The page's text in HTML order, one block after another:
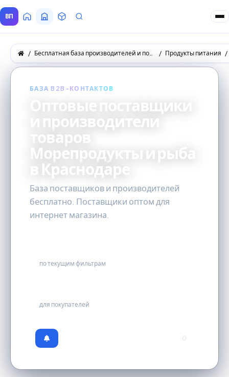
ВП ГлавнаяВсе Поставщики
ТоварыЗапросы покупателей
Бесплатная база производителей и поставщиков товаров оптом Продукты питания
БАЗА B2B-КОНТАКТОВ
Оптовые поставщики
и производители
товаров
Морепродукты и рыба
в Краснодаре
База поставщиков и производителей
бесплатно. Поставщики оптом для
интернет магазина.
по текущим фильтрам
для покупателей
0